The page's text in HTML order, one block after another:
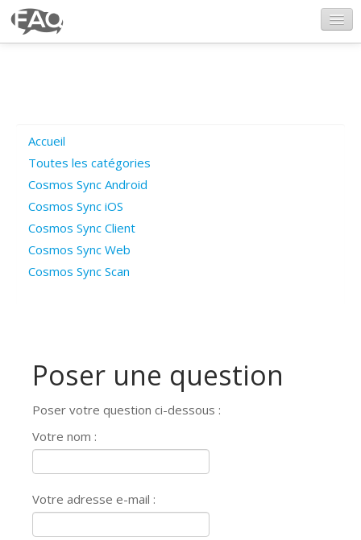
Poser une question
Questions ouvertes
Connexion
Accueil
Toutes les catégories
Cosmos Sync Android
Cosmos Sync iOS
Cosmos Sync Client
Cosmos Sync Web
Cosmos Sync Scan
Poser une question
Poser votre question ci-dessous :
Votre nom :
Votre adresse e-mail :